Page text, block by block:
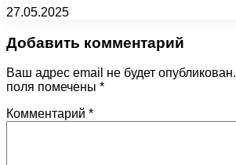
27.05.2025
Добавить комментарий
Ваш адрес email не будет опубликован.
поля помечены *
Комментарий *